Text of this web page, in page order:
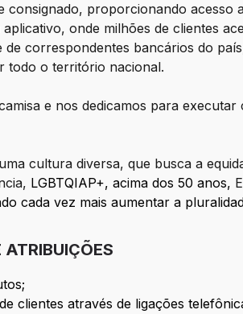
consignado, proporcionando
onde milhões de clientes
de correspondentes bancários do
todo o território nacional.​
e nos dedicamos para
cultura diversa, que busca a
LGBTQIAP+, acima dos 50 anos,
cada vez mais aumentar a
ATRIBUIÇÕES
clientes através de ligações